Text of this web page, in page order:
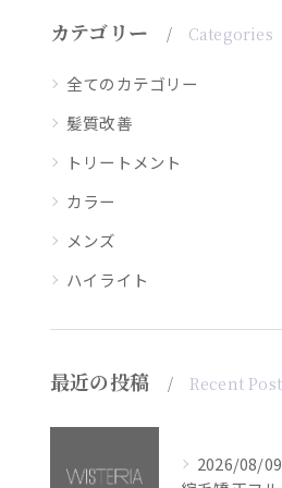
カテゴリー Categories
全てのカテゴリー
髪質改善
トリートメント
カラー
メンズ
ハイライト
最近の投稿 Recent
2026/08/09